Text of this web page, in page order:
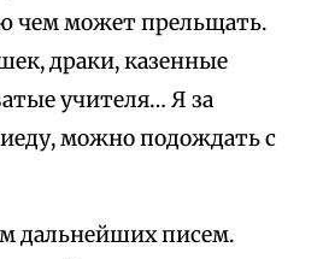
чем может прельщать.
драки, казенные
учителя… Я за
можно подождать с
дальнейших писем.